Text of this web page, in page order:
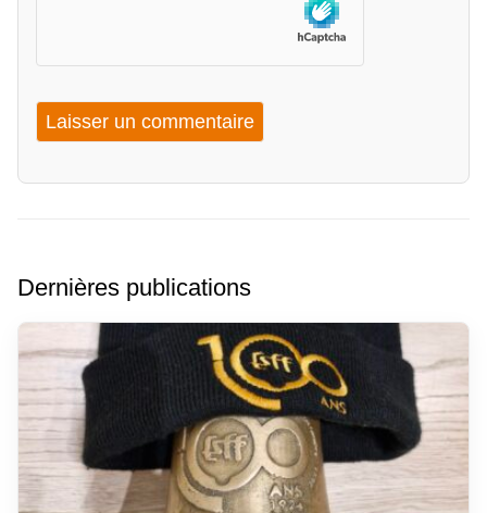
Dernières publications